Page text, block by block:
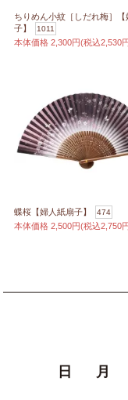
ちりめん小紋［しだれ梅］【
子】
1011
本体価格 2,300円(税込2,530
蝶桜【婦人紙扇子】 474
本体価格 2,500円(税込2,750
日
月